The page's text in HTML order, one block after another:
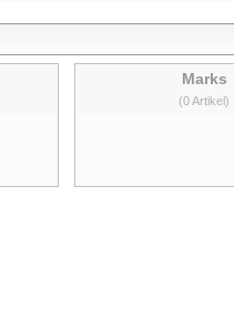
Marks
(0 Artikel)